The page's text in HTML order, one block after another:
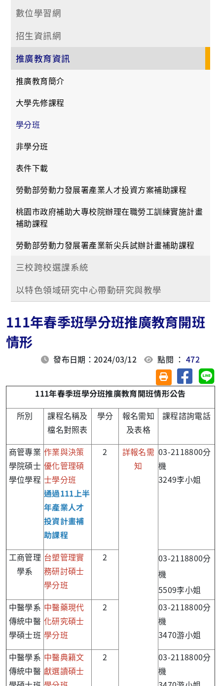
數位學習網
招生資訊網
推廣教育資訊
推廣教育簡介
大學先修課程
學分班
非學分班
表件下載
勞動部勞動力發展署產業人才投資方案補助課程
桃園市政府補助大專校院辦理在職勞工訓練實施計畫
補助課程
勞動部勞動力發展署產業新尖兵試辦計畫補助課程
三校跨校選課系統
以特色領域研究中心帶動研究與教學
111年春季班學分班推廣教育開班
情形
發布日期：2024/03/12 點閱 ：472
友善列印(另開視
分享至
111年春季班學分班推廣教育開班情形公告
所別
課程名稱及
檔名對照表
學分
報名需知
及表格
課程諮詢電話
商管專業
學院碩士
學位學程
作業與決策
優化管理碩
士學分班
通過111上半
年產業人才
投資計畫補
助課程
2
詳報名需
知
03-2118800分
機
3249李小姐
工商管理
學系
台塑管理實
務研討碩士
學分班
2
03-2118800分
機
5509李小姐
中醫學系
傳統中醫
學碩士班
中醫藥現代
化研究碩士
學分班
2
03-2118800分
機
3470游小姐
中醫學系
傳統中醫
中醫典籍文
獻選讀碩士
2
03-2118800分
機